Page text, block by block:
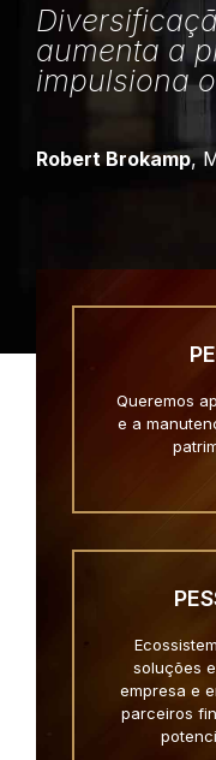
aumenta a
impulsiona
Robert Brokamp,
Queremos
e a
soluções
empresa e
parceiros